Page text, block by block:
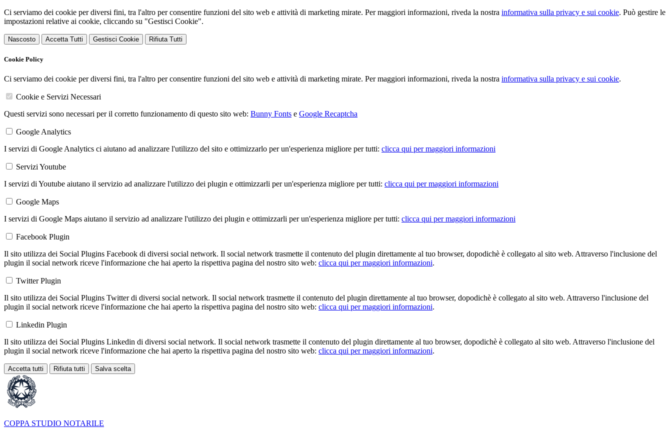
Ci serviamo dei cookie per diversi fini, tra l'altro per consentire funzioni del sito web e attività di marketing mirate. Per maggiori informazioni, riveda la nostra informativa sulla privacy e sui cookie. Può gestire le
impostazioni relative ai cookie, cliccando su "Gestisci Cookie".
Nascosto Accetta Tutti Gestisci Cookie Rifiuta Tutti
Cookie Policy
Ci serviamo dei cookie per diversi fini, tra l'altro per consentire funzioni del sito web e attività di marketing mirate. Per maggiori informazioni, riveda la nostra informativa sulla privacy e sui cookie.
Cookie e Servizi Necessari
Questi servizi sono necessari per il corretto funzionamento di questo sito web: Bunny Fonts e Google Recaptcha
Google Analytics
I servizi di Google Analytics ci aiutano ad analizzare l'utilizzo del sito e ottimizzarlo per un'esperienza migliore per tutti: clicca qui per maggiori informazioni
Servizi Youtube
I servizi di Youtube aiutano il servizio ad analizzare l'utilizzo dei plugin e ottimizzarli per un'esperienza migliore per tutti: clicca qui per maggiori informazioni
Google Maps
I servizi di Google Maps aiutano il servizio ad analizzare l'utilizzo dei plugin e ottimizzarli per un'esperienza migliore per tutti: clicca qui per maggiori informazioni
Facebook Plugin
Il sito utilizza dei Social Plugins Facebook di diversi social network. Il social network trasmette il contenuto del plugin direttamente al tuo browser, dopodichè è collegato al sito web. Attraverso l'inclusione del
plugin il social network riceve l'informazione che hai aperto la rispettiva pagina del nostro sito web: clicca qui per maggiori informazioni.
Twitter Plugin
Il sito utilizza dei Social Plugins Twitter di diversi social network. Il social network trasmette il contenuto del plugin direttamente al tuo browser, dopodichè è collegato al sito web. Attraverso l'inclusione del
plugin il social network riceve l'informazione che hai aperto la rispettiva pagina del nostro sito web: clicca qui per maggiori informazioni.
Linkedin Plugin
Il sito utilizza dei Social Plugins Linkedin di diversi social network. Il social network trasmette il contenuto del plugin direttamente al tuo browser, dopodichè è collegato al sito web. Attraverso l'inclusione del
plugin il social network riceve l'informazione che hai aperto la rispettiva pagina del nostro sito web: clicca qui per maggiori informazioni.
Accetta tutti Rifiuta tutti Salva scelta
Loading...
COPPA STUDIO NOTARILE